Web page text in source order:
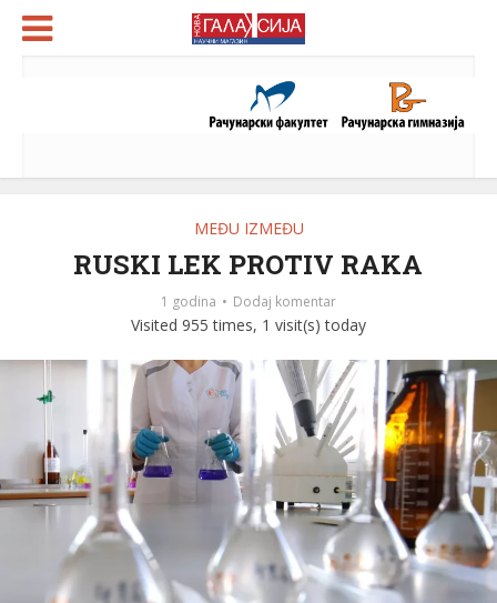
MEĐU IZMEĐU
RUSKI LEK PROTIV RAKA
1 godina Dodaj komentar
Visited 955 times, 1 visit(s) today